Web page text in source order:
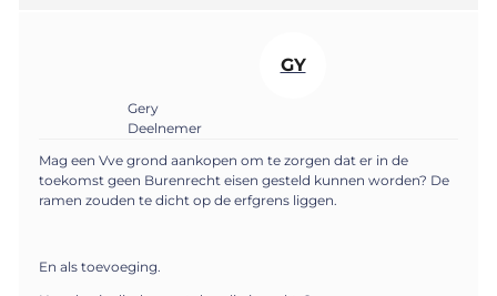
GY
Gery
Deelnemer
Mag een Vve grond aankopen om te zorgen dat er in de
toekomst geen Burenrecht eisen gesteld kunnen worden? De
ramen zouden te dicht op de erfgrens liggen.
En als toevoeging.